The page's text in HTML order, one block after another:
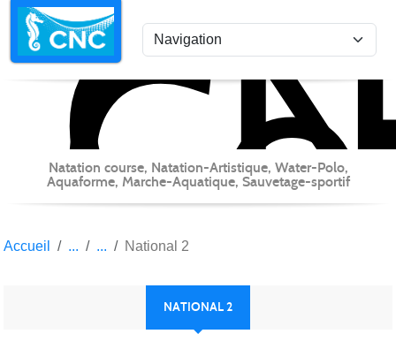
Natation course, Natation-Artistique, Water-Polo,
Aquaforme, Marche-Aquatique, Sauvetage-sportif
Accueil National 2
NATIONAL 2
Panneau de gestion des cookies